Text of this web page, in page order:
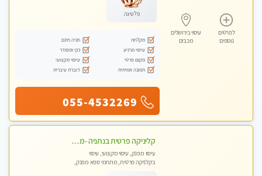
לפרטים
נוספים
עיסוי בירושלים
מכבים
פלטינה
מקלחת
חניה חינם
עיסוי מרגיע
נקי ומסודר
מקום פרטי
עיסוי מקצועי
תמונה אמיתית
דוברת עיברית
055-4532269
קליניקה פרטית בנתניה -מעסה איכותית לעיסוי מקצועי ומפנק לכל שרירי הגוף...
עיסוי מפנק, עיסוי מקצועי, עיסוי
בקלניקה פרטית, מתחמי ספא מפנק,